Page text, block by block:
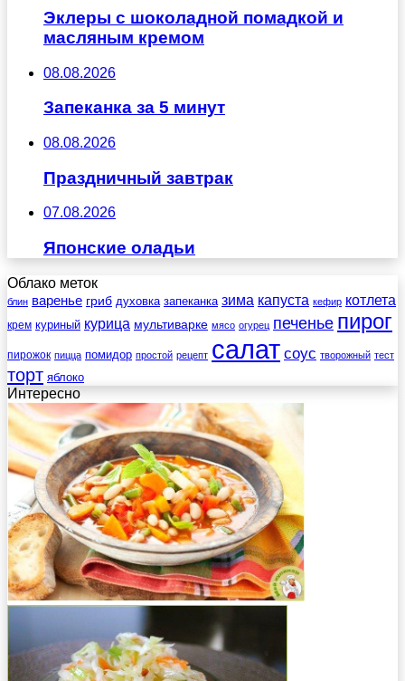
Эклеры с шоколадной помадкой и
масляным кремом
08.08.2026
Запеканка за 5 минут
08.08.2026
Праздничный завтрак
07.08.2026
Японские оладьи
Облако меток
блин варенье гриб духовка запеканка зима капуста кефир котлета
крем куриный курица мультиварке мясо огурец печенье пирог
пирожок пицца помидор простой рецепт салат соус творожный тест
торт яблоко
Интересно